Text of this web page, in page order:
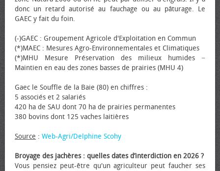
donc un retard autorisé au fauchage ou au pâturage. Le
GAEC y fait du foin.
(-)GAEC : Groupement Agricole d'Exploitation en Commun
(*)MAEC : Mesures Agro-Environnementales et Climatiques
(*)MHU Mesure Préservation des milieux humides −
Maintien en eau des zones basses de prairies (MHU 4)
Gaec le Souffle de la Baie (80) en chiffres :
5 associés et 2 salariés
420 ha de SAU dont 70 ha de prairies permanentes
380 bovins dont 125 vaches laitières
Source : Web-Agri/Delphine Scohy
Broyage des jachères : quelles dates d’interdiction en 2026 ?
Vous pensiez peut-être qu'un agriculteur peut faucher ses